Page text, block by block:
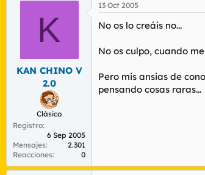
K
KAN CHINO V
2.0
Clásico
Registro
6 Sep 2005
Mensajes
2.301
Reacciones
0
13 Oct 2005
No os lo creáis no...
No os culpo, cuando
Pero mis ansias de
pensando cosas raras...